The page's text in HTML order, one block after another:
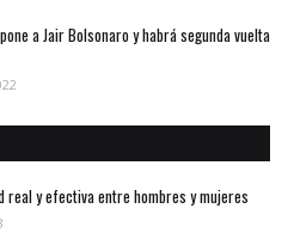
a Jair Bolsonaro y habrá segunda vuelta
real y efectiva entre hombres y mujeres